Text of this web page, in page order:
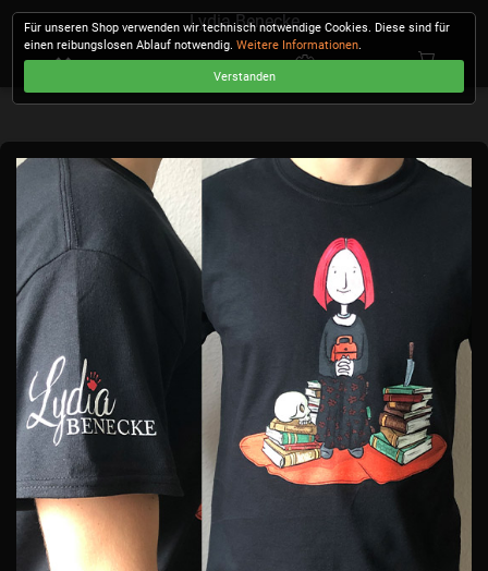
Lydia Benecke
Für unseren Shop verwenden wir technisch notwendige Cookies. Diese sind für
einen reibungslosen Ablauf notwendig.Weitere Informationen.
Verstanden